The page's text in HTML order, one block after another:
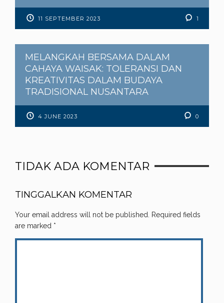
11 SEPTEMBER 2023 1
MELANGKAH BERSAMA DALAM
CAHAYA WAISAK: TOLERANSI DAN
KREATIVITAS DALAM BUDAYA
TRADISIONAL NUSANTARA
4 JUNE 2023 0
TIDAK ADA KOMENTAR
TINGGALKAN KOMENTAR
Your email address will not be published.
Required fields
are marked *